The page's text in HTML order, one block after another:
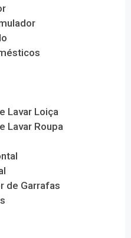
Lavar Loiça
Lavar Roupa
de Garrafas